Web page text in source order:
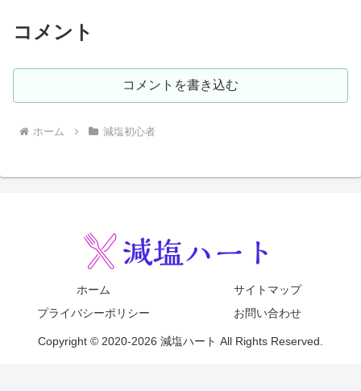
コメント
コメントを書き込む
ホーム 減塩初心者
ホーム
サイトマップ
プライバシーポリシー
お問い合わせ
Copyright © 2020-2026 減塩ハート All Rights Reserved.